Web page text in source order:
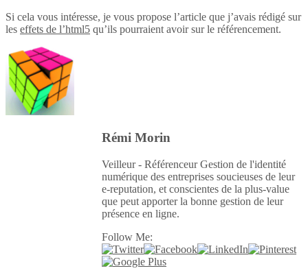
Si cela vous intéresse, je vous propose l’article que j’avais rédigé sur
les effets de l’html5 qu’ils pourraient avoir sur le référencement.
Rémi Morin
Veilleur - Référenceur Gestion de l'identité
numérique des entreprises soucieuses de leur
e-reputation, et conscientes de la plus-value
que peut apporter la bonne gestion de leur
présence en ligne.
Follow Me: